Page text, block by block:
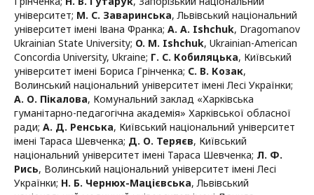
університет; М. С. Заваринська, Львівський національний
університет імені Івана Франка; A. A. Ishchuk, Dragomanov
Ukrainian State University; O. M. Ishchuk, Ukrainian-American
Concordia University, Ukraine; Г. С. Кобиляцька, Київський
університет імені Бориса Грінченка; С. В. Козак,
Волинський національний університет імені Лесі Українки;
А. О. Пікалова, Комунальний заклад «Харківська
гуманітарно-педагогічна академія» Харківської обласної
ради; А. Д. Ренська, Київський національний університет
імені Тараса Шевченка; Д. О. Теряєв, Київський
національний університет імені Тараса Шевченка; Л. Ф.
Рись, Волинський національний університет імені Лесі
Українки; Н. Б. Чернюх-Мацієвська, Львівський